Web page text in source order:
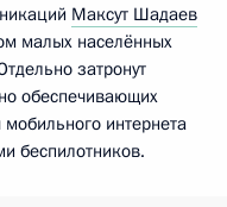
Максут Шадаев
малых населённых
затронут
обеспечивающих
интернета
беспилотников.